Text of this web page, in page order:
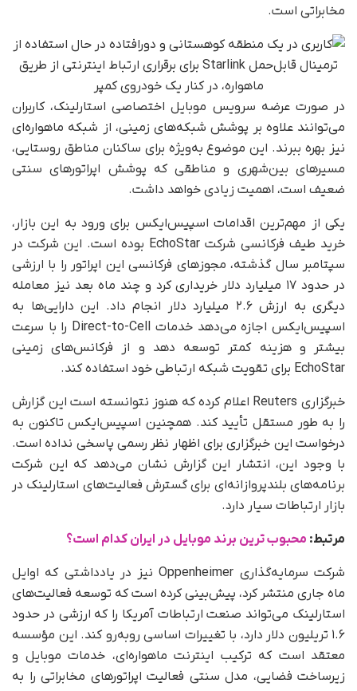
مخابراتی است.
در صورت عرضه سرویس موبایل اختصاصی استارلینک، کاربران
می‌توانند علاوه بر پوشش شبکه‌های زمینی، از شبکه ماهواره‌ای
نیز بهره ببرند. این موضوع به‌ویژه برای ساکنان مناطق روستایی،
مسیرهای بین‌شهری و مناطقی که پوشش اپراتورهای سنتی
ضعیف است، اهمیت زیادی خواهد داشت.
یکی از مهم‌ترین اقدامات اسپیس‌ایکس برای ورود به این بازار،
خرید طیف فرکانسی شرکت EchoStar بوده است. این شرکت در
سپتامبر سال گذشته، مجوزهای فرکانسی این اپراتور را با ارزشی
در حدود ۱۷ میلیارد دلار خریداری کرد و چند ماه بعد نیز معامله
دیگری به ارزش ۲.۶ میلیارد دلار انجام داد. این دارایی‌ها به
اسپیس‌ایکس اجازه می‌دهد خدمات Direct-to-Cell را با سرعت
بیشتر و هزینه کمتر توسعه دهد و از فرکانس‌های زمینی
EchoStar برای تقویت شبکه ارتباطی خود استفاده کند.
خبرگزاری Reuters اعلام کرده که هنوز نتوانسته است این گزارش
را به‌ طور مستقل تأیید کند. همچنین اسپیس‌ایکس تاکنون به
درخواست این خبرگزاری برای اظهار نظر رسمی پاسخی نداده است.
با وجود این، انتشار این گزارش نشان می‌دهد که این شرکت
برنامه‌های بلندپروازانه‌ای برای گسترش فعالیت‌های استارلینک در
بازار ارتباطات سیار دارد.
مرتبط: محبوب ترین برند موبایل در ایران کدام است؟
شرکت سرمایه‌گذاری Oppenheimer نیز در یادداشتی که اوایل
ماه جاری منتشر کرد، پیش‌بینی کرده است که توسعه فعالیت‌های
استارلینک می‌تواند صنعت ارتباطات آمریکا را که ارزشی در حدود
۱.۶ تریلیون دلار دارد، با تغییرات اساسی روبه‌رو کند. این مؤسسه
معتقد است که ترکیب اینترنت ماهواره‌ای، خدمات موبایل و
زیرساخت فضایی، مدل سنتی فعالیت اپراتورهای مخابراتی را به